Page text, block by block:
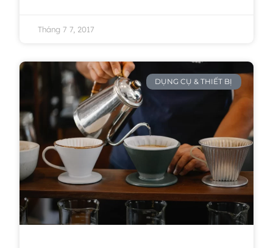
Tháng 7 7, 2017
DỤNG CỤ & THIẾT BỊ